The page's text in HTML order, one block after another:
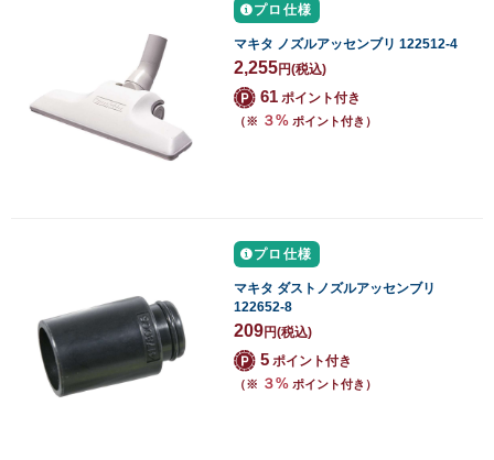
プロ仕様
マキタ ノズルアッセンブリ 122512-4
2,255円(税込)
61 ポイント付き
（※ ３% ポイント付き）
プロ仕様
マキタ ダストノズルアッセンブリ
122652-8
209円(税込)
5 ポイント付き
（※ ３% ポイント付き）